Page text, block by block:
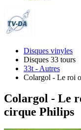
Disques vinyles
Disques 33 tours
33t - Autres
Colargol - Le roi
Colargol - Le
cirque Philips